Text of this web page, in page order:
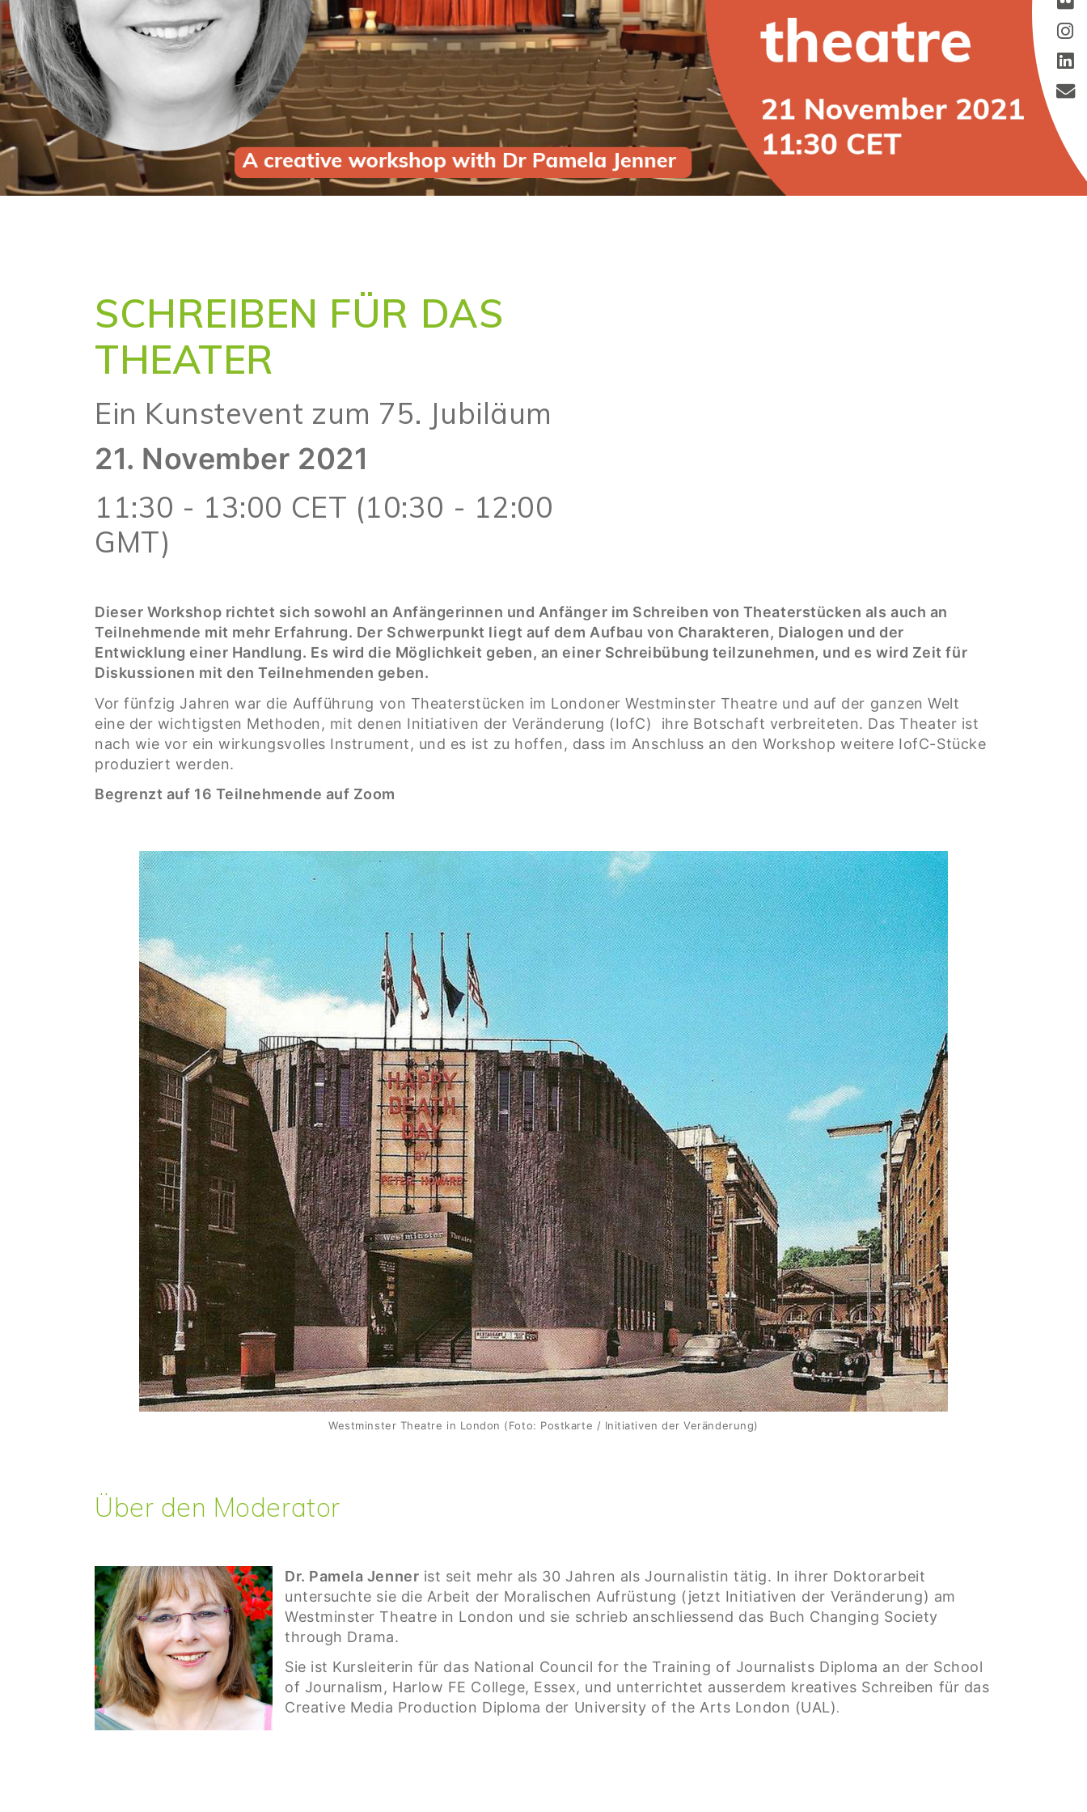
SCHREIBEN FÜR DAS
THEATER
Ein Kunstevent zum 75. Jubiläum
21. November 2021
11:30 - 13:00 CET (10:30 - 12:00
GMT)
Dieser Workshop richtet sich sowohl an Anfängerinnen und Anfänger im Schreiben von Theaterstücken als auch an
Teilnehmende mit mehr Erfahrung. Der Schwerpunkt liegt auf dem Aufbau von Charakteren, Dialogen und der
Entwicklung einer Handlung. Es wird die Möglichkeit geben, an einer Schreibübung teilzunehmen, und es wird Zeit für
Diskussionen mit den Teilnehmenden geben.
Vor fünfzig Jahren war die Aufführung von Theaterstücken im Londoner Westminster Theatre und auf der ganzen Welt
eine der wichtigsten Methoden, mit denen Initiativen der Veränderung (IofC) ihre Botschaft verbreiteten. Das Theater ist
nach wie vor ein wirkungsvolles Instrument, und es ist zu hoffen, dass im Anschluss an den Workshop weitere IofC-Stücke
produziert werden.
Begrenzt auf 16 Teilnehmende auf Zoom
Westminster Theatre in London (Foto: Postkarte / Initiativen der Veränderung)
Über den Moderator
Dr. Pamela Jenner ist seit mehr als 30 Jahren als Journalistin tätig. In ihrer Doktorarbeit
untersuchte sie die Arbeit der Moralischen Aufrüstung (jetzt Initiativen der Veränderung) am
Westminster Theatre in London und sie schrieb anschliessend das Buch Changing Society
through Drama.
Sie ist Kursleiterin für das National Council for the Training of Journalists Diploma an der School
of Journalism, Harlow FE College, Essex, und unterrichtet ausserdem kreatives Schreiben für das
Creative Media Production Diploma der University of the Arts London (UAL) .